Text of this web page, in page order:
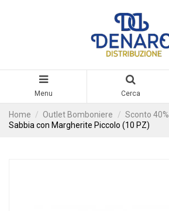
Menu Cerca
Home Outlet Bomboniere Sconto 40%
Sabbia con Margherite Piccolo (10 PZ)